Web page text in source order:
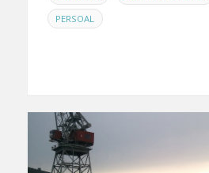
PERSOAL